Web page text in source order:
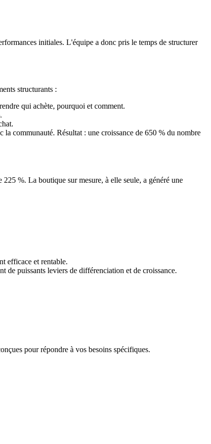
initiales. L'équipe a donc pris le temps de structurer
structurants :
qui achète, pourquoi et comment.
communauté. Résultat : une croissance de 650 % du nombre
%. La boutique sur mesure, à elle seule, a généré une
efficace et rentable.
de puissants leviers de différenciation et de croissance.
pour répondre à vos besoins spécifiques.